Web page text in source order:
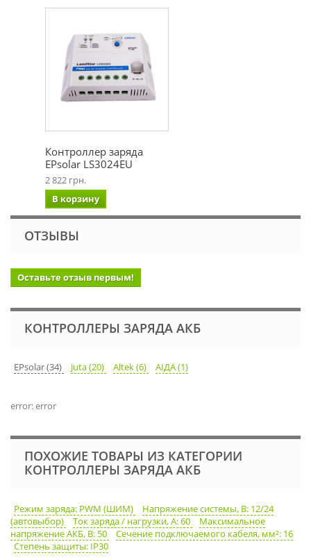
Контроллер заряда
EPsolar LS3024EU
2 822 грн.
В корзину
ОТЗЫВЫ
Оставьте отзыв первым!
КОНТРОЛЛЕРЫ ЗАРЯДА АКБ
EPsolar (34) Juta (20) Altek (6) АІДА (1)
error: error
ПОХОЖИЕ ТОВАРЫ ИЗ КАТЕГОРИИ
КОНТРОЛЛЕРЫ ЗАРЯДА АКБ
Режим заряда: PWM (ШИМ)
Напряжение системы, В: 12/24
(автовыбор)
Ток заряда / нагрузки, А: 60
Максимальное
напряжение АКБ, В: 50
Сечение подключаемого кабеля, мм²: 16
Степень защиты: IP30